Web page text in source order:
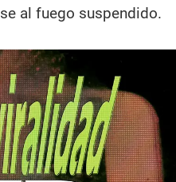
al fuego suspendido.